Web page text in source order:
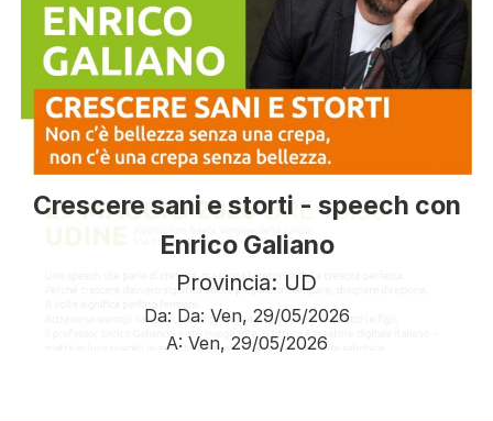
Crescere sani e storti - speech con
Enrico Galiano
Provincia: UD
Da: Da: Ven, 29/05/2026
A: Ven, 29/05/2026